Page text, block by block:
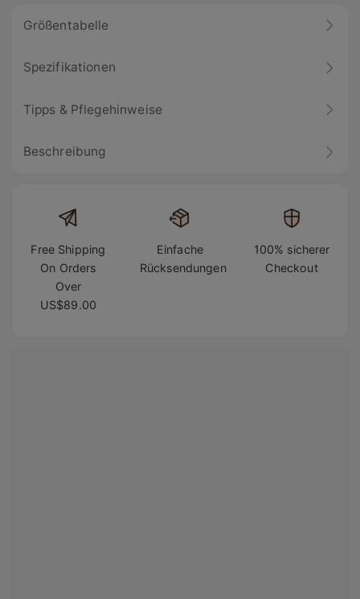
Größentabelle
Spezifikationen
Tipps & Pflegehinweise
Beschreibung
Free Shipping
On Orders
Over
US$89.00
Einfache
Rücksendungen
100% sicherer
Checkout